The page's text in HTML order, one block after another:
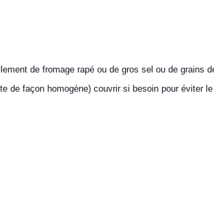
de fromage rapé ou de gros sel ou de grains
de façon homogène) couvrir si besoin pour éviter